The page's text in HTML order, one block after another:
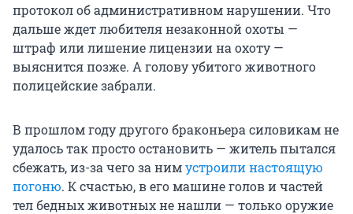
протокол об административном нарушении. Что
дальше ждет любителя незаконной охоты —
штраф или лишение лицензии на охоту —
выяснится позже. А голову убитого животного
полицейские забрали.
В прошлом году другого браконьера силовикам не
удалось так просто остановить — житель пытался
сбежать, из-за чего за нимустроили настоящую
погоню. К счастью, в его машине голов и частей
тел бедных животных не нашли — только оружие